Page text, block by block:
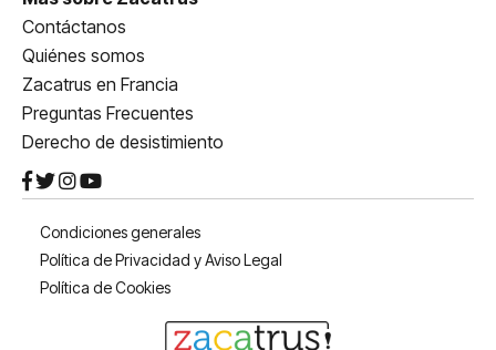
Contáctanos
Quiénes somos
Zacatrus en Francia
Preguntas Frecuentes
Derecho de desistimiento
Condiciones generales
Política de Privacidad y Aviso Legal
Política de Cookies